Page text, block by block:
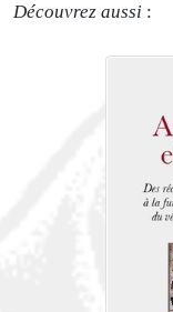
Découvrez aussi :